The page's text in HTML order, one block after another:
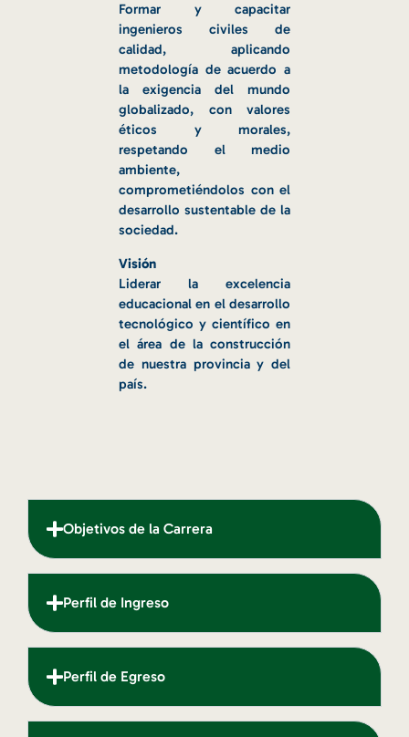
Formar y capacitar
ingenieros civiles de
calidad, aplicando
metodología de acuerdo a
la exigencia del mundo
globalizado, con valores
éticos y morales,
respetando el medio
ambiente,
comprometiéndolos con el
desarrollo sustentable de la
sociedad.
Visión
Liderar la excelencia
educacional en el desarrollo
tecnológico y científico en
el área de la construcción
de nuestra provincia y del
país.
Objetivos de la Carrera
Perfil de Ingreso
Perfil de Egreso